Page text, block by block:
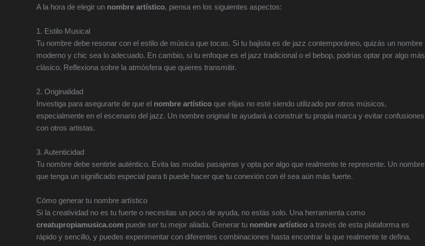
A la hora de elegir un nombre artístico, piensa en los siguientes aspectos:
1. Estilo Musical
Tu nombre debe resonar con el estilo de música que tocas. Si tu bajista es de jazz contemporáneo, quizás un nombre
moderno y chic sea lo adecuado. En cambio, si tu enfoque es el jazz tradicional o el bebop, podrías optar por algo más
clásico. Reflexiona sobre la atmósfera que quieres transmitir.
2. Originalidad
Investiga para asegurarte de que el nombre artístico que elijas no esté siendo utilizado por otros músicos,
especialmente en el escenario del jazz. Un nombre original te ayudará a construir tu propia marca y evitar confusiones
con otros artistas.
3. Autenticidad
Tu nombre debe sentirte auténtico. Evita las modas pasajeras y opta por algo que realmente te represente. Un nombre
que tenga un significado especial para ti puede hacer que tu conexión con él sea aún más fuerte.
Cómo generar tu nombre artístico
Si la creatividad no es tu fuerte o necesitas un poco de ayuda, no estás solo. Una herramienta como
creatupropiamusica.com puede ser tu mejor aliada. Generar tu nombre artístico a través de esta plataforma es
rápido y sencillo, y puedes experimentar con diferentes combinaciones hasta encontrar la que realmente te defina.